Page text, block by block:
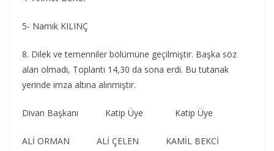
5- Namık KILINÇ
8. Dilek ve temenniler bölümüne geçilmiştir. Başka söz
alan olmadı, Toplantı 14,30 da sona erdi. Bu tutanak
yerinde imza altına alınmıştır.
Divan Başkanı Katip Üye Katip Üye
ALİ ORMAN ALİ ÇELEN KAMİL BEKCİ